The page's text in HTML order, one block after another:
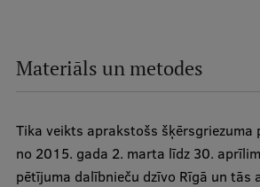
Materiāls un metodes
Tika veikts aprakstošs šķērsgriezuma
no 2015. gada 2. marta līdz 30.
pētījuma dalībnieču dzīvo Rīgā un tās